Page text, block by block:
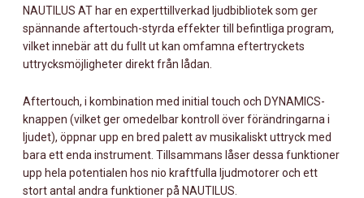
NAUTILUS AT har en experttillverkad ljudbibliotek som ger
spännande aftertouch-styrda effekter till befintliga program,
vilket innebär att du fullt ut kan omfamna eftertryckets
uttrycksmöjligheter direkt från lådan.
Aftertouch, i kombination med initial touch och DYNAMICS-
knappen (vilket ger omedelbar kontroll över förändringarna i
ljudet), öppnar upp en bred palett av musikaliskt uttryck med
bara ett enda instrument. Tillsammans låser dessa funktioner
upp hela potentialen hos nio kraftfulla ljudmotorer och ett
stort antal andra funktioner på NAUTILUS.